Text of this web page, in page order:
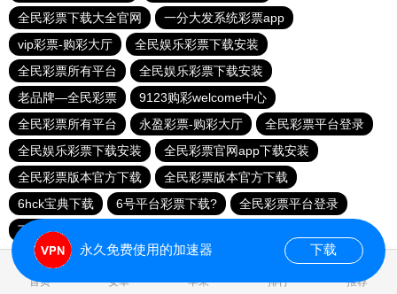
全民彩票下载大全官网
一分大发系统彩票app
vip彩票-购彩大厅
全民娱乐彩票下载安装
全民彩票所有平台
全民娱乐彩票下载安装
老品牌—全民彩票
9123购彩welcome中心
全民彩票所有平台
永盈彩票-购彩大厅
全民彩票平台登录
全民娱乐彩票下载安装
全民彩票官网app下载安装
全民彩票版本官方下载
全民彩票版本官方下载
6hck宝典下载
6号平台彩票下载?
全民彩票平台登录
下载全民彩票
首页 安卓 苹果 排行 推荐
永久免费使用的加速器 下载
0.022471s